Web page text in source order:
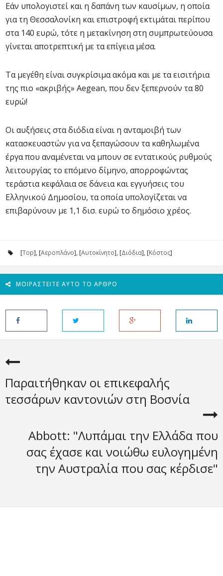
Εάν υπολογιστεί και η δαπάνη των καυσίμων, η οποία
για τη Θεσσαλονίκη και επιστροφή εκτιμάται περίπου
στα 140 ευρώ, τότε η μετακίνηση στη συμπρωτεύουσα
γίνεται αποτρεπτική με τα επίγεια μέσα.
Τα μεγέθη είναι συγκρίσιμα ακόμα και με τα εισιτήρια
της πιο «ακριβής» Aegean, που δεν ξεπερνούν τα 80
ευρώ!
Οι αυξήσεις στα διόδια είναι η ανταμοιβή των
κατασκευαστών για να ξεπαγώσουν τα καθηλωμένα
έργα που αναμένεται να μπουν σε εντατικούς ρυθμούς
λειτουργίας το επόμενο δίμηνο, απορροφώντας
τεράστια κεφάλαια σε δάνεια και εγγυήσεις του
Ελληνικού Δημοσίου, τα οποία υπολογίζεται να
επιβαρύνουν με 1,1 δισ. ευρώ το δημόσιο χρέος.
[Top], [Αεροπλάνο], [Αυτοκίνητο], [Διόδια], [Κόστος]
ΜΟΙΡΑΣΤΕΊΤΕ ΑΥΤΌ ΤΟ ΆΡΘΡΟ
Παραιτήθηκαν οι επικεφαλής
τεσσάρων καντονιών στη Βοσνία
Abbott: "Λυπάμαι την Ελλάδα που
σας έχασε και νοιώθω ευλογημένη
την Αυστραλία που σας κέρδισε"